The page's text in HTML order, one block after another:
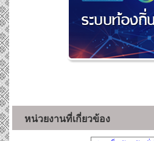
หน่วยงานที่เกี่ยวข้อง